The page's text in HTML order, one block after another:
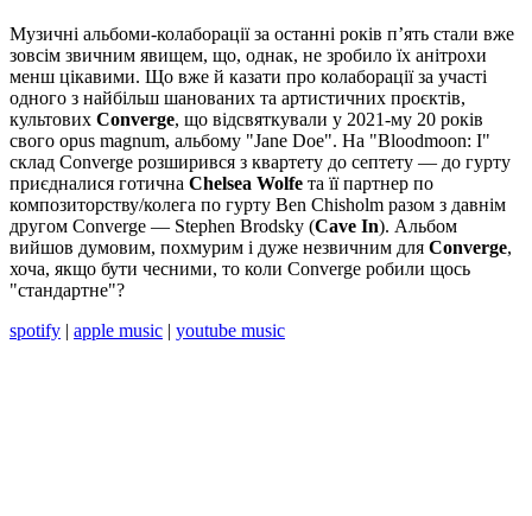
Музичні альбоми-колаборації за останні років п’ять стали вже
зовсім звичним явищем, що, однак, не зробило їх анітрохи
менш цікавими. Що вже й казати про колаборації за участі
одного з найбільш шанованих та артистичних проєктів,
культових Converge, що відсвяткували у 2021-му 20 років
свого opus magnum, альбому "Jane Doe". На "Bloodmoon: I"
склад Converge розширився з квартету до септету — до гурту
приєдналися готична Chelsea Wolfe та її партнер по
композиторству/колега по гурту Ben Chisholm разом з давнім
другом Converge — Stephen Brodsky (Cave In). Альбом
вийшов думовим, похмурим і дуже незвичним для Converge,
хоча, якщо бути чесними, то коли Converge робили щось
"стандартне"?
spotify | apple music | youtube music